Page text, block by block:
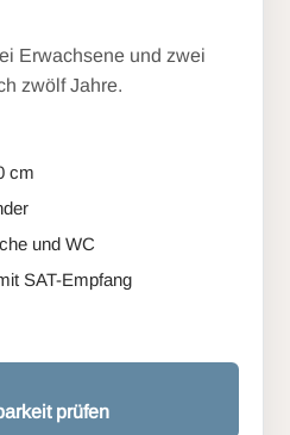
Erwachsene und zwei
zwölf Jahre.
cm
und WC
SAT-Empfang
prüfen